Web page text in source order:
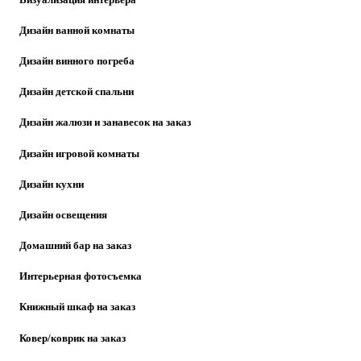
Дизайн ванной комнаты
Дизайн винного погреба
Дизайн детской спальни
Дизайн жалюзи и занавесок на заказ
Дизайн игровой комнаты
Дизайн кухни
Дизайн освещения
Домашний бар на заказ
Интерьерная фотосъемка
Книжный шкаф на заказ
Ковер/коврик на заказ